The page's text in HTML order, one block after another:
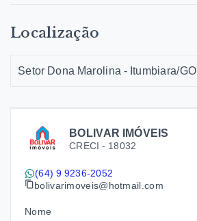
BOLIVAR IMÓVEIS
CRECI - 18032
(64) 9 9236-2052
bolivarimoveis@hotmail.com
Nome
Localização
Setor Dona Marolina - Itumbiara/GO